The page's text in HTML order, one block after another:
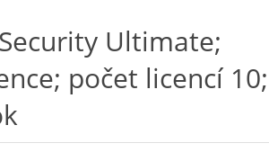
Security Ultimate;
počet licencí 10;